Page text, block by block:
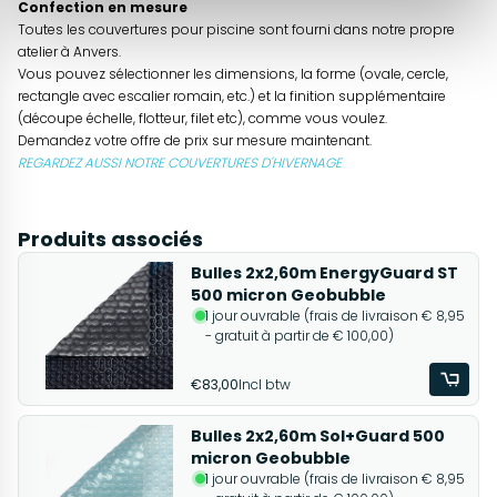
Confection en mesure
Toutes les couvertures pour piscine sont fourni dans notre propre
atelier à Anvers.
Vous pouvez sélectionner les dimensions, la forme (ovale, cercle,
rectangle avec escalier romain, etc.) et la finition supplémentaire
(découpe échelle, flotteur, filet etc), comme vous voulez.
Demandez votre offre de prix sur mesure maintenant.
REGARDEZ AUSSI NOTRE COUVERTURES D'HIVERNAGE
Produits associés
Bulles 2x2,60m EnergyGuard ST
500 micron Geobubble
1 jour ouvrable (frais de livraison € 8,95
- gratuit à partir de € 100,00)
€83,00Incl btw
Bulles 2x2,60m Sol+Guard 500
micron Geobubble
1 jour ouvrable (frais de livraison € 8,95